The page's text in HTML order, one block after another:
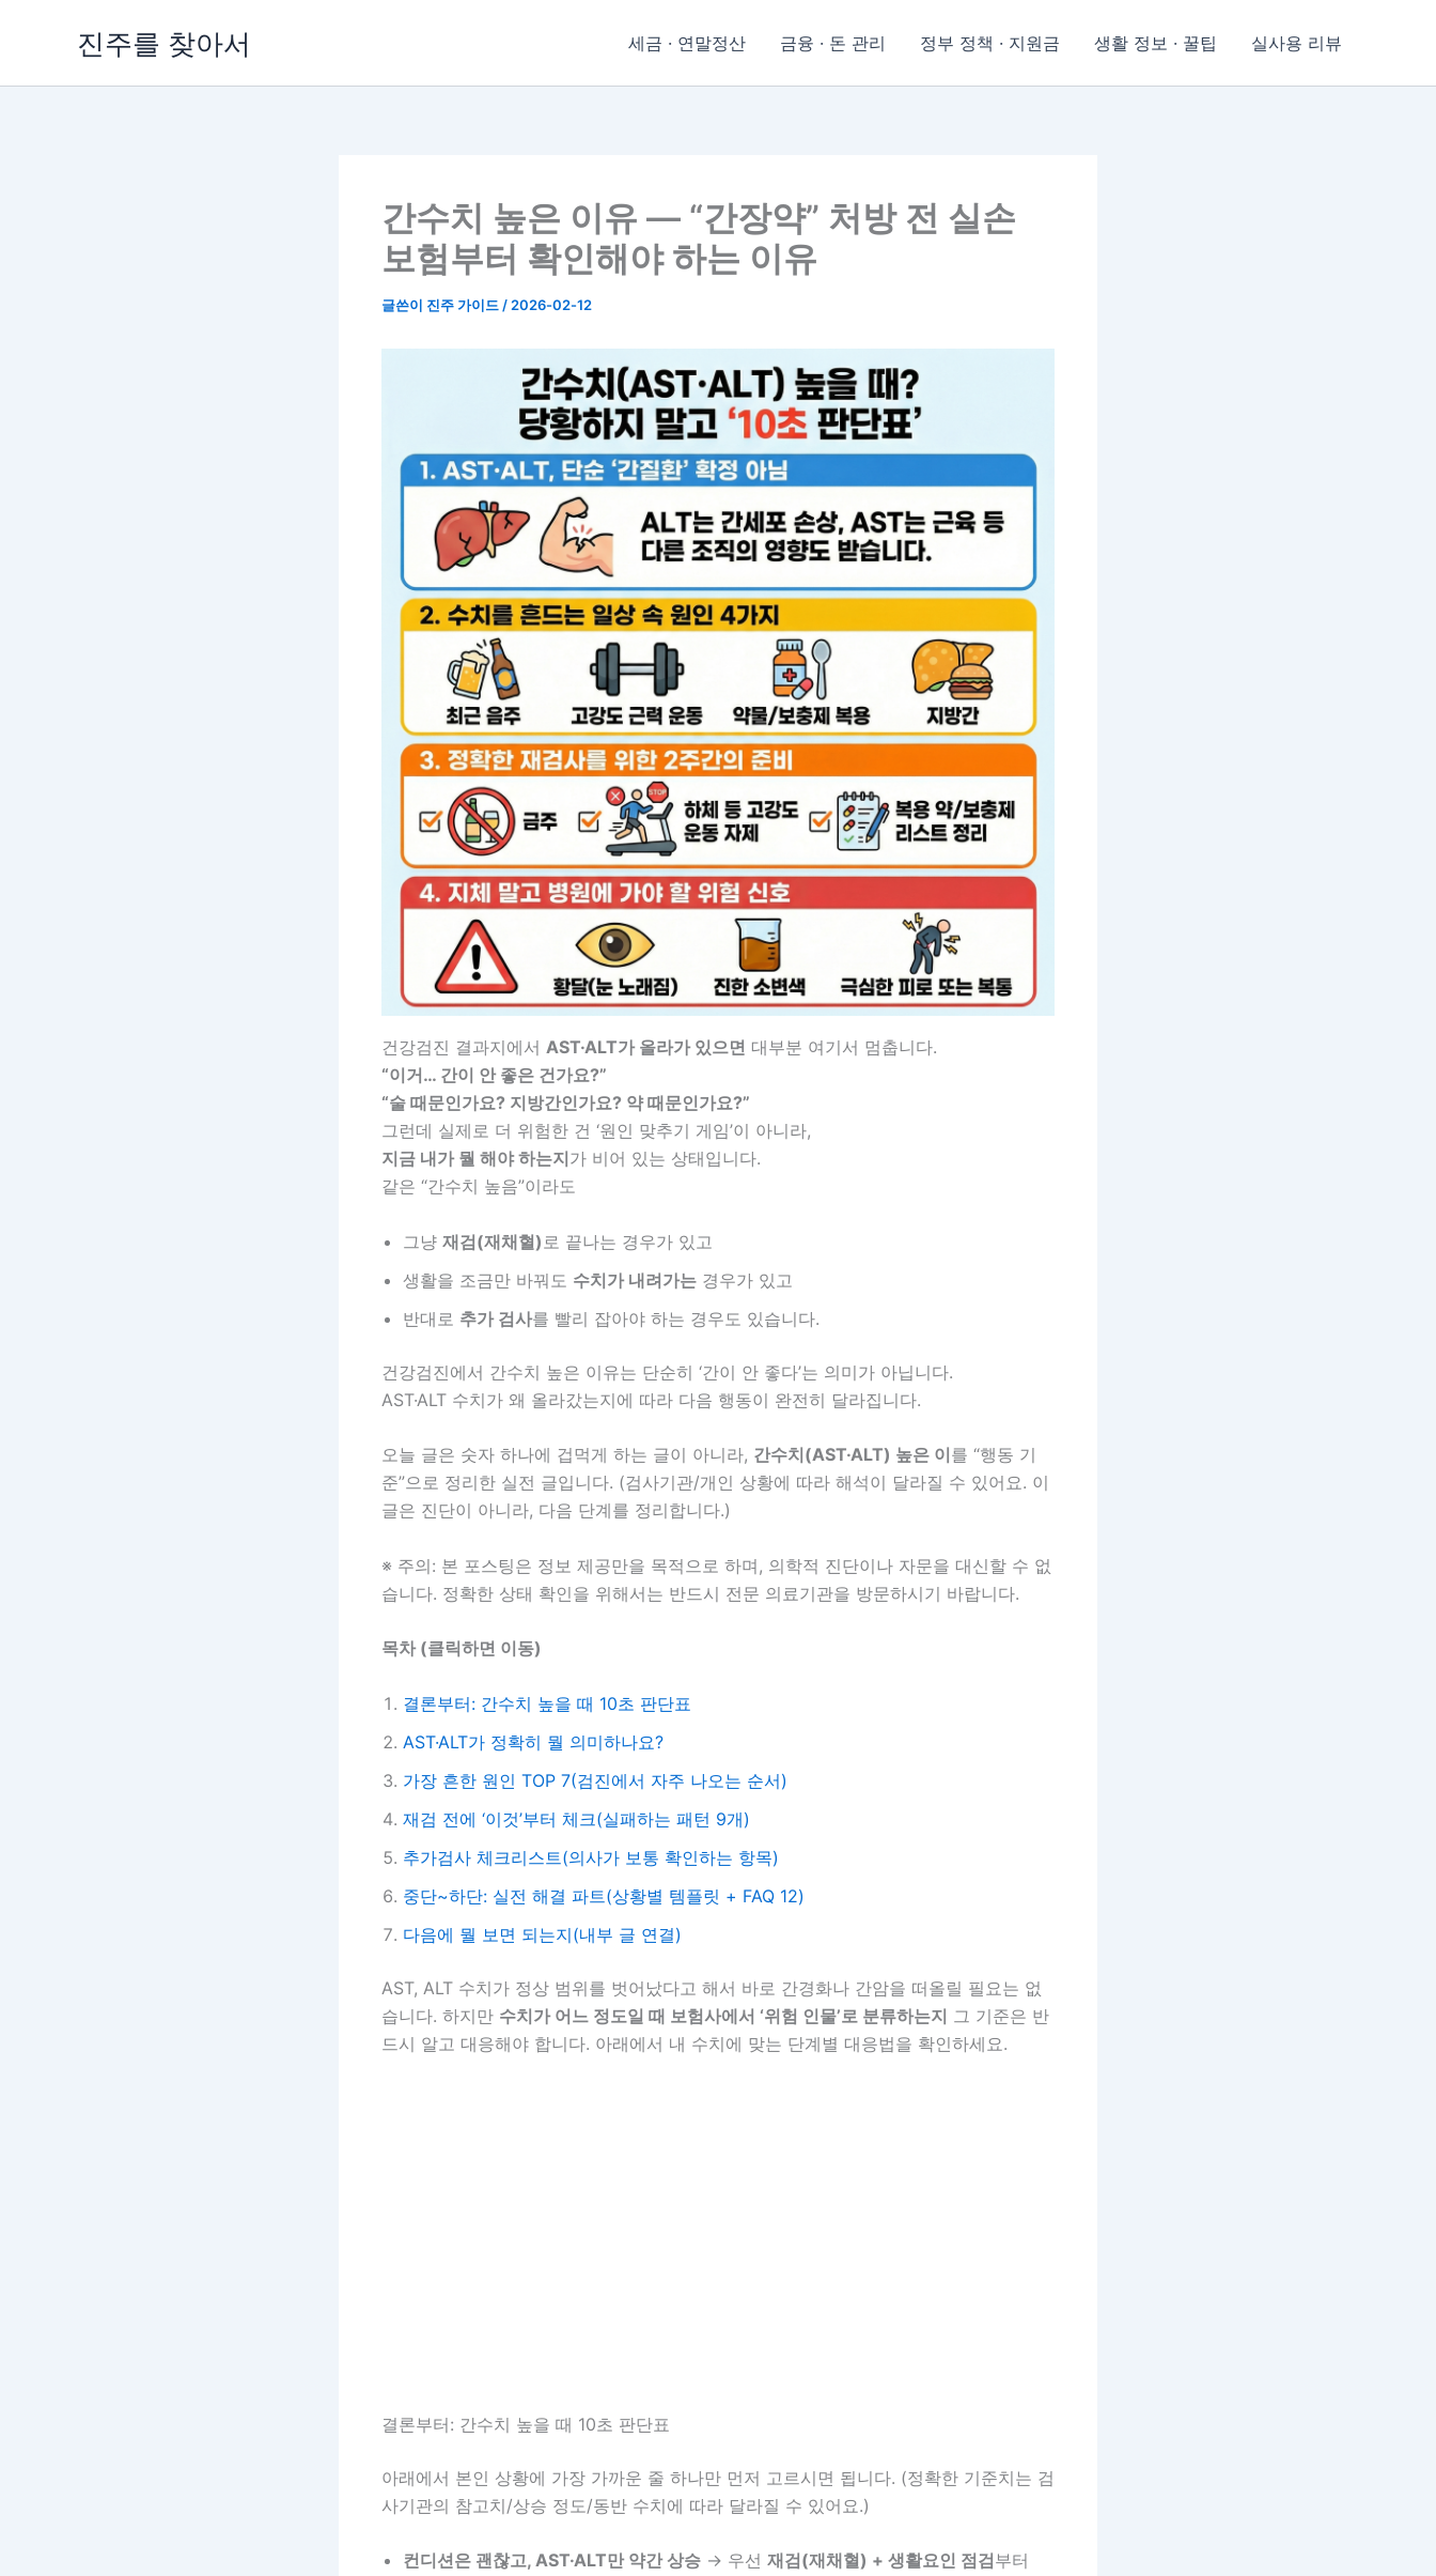
진주를 찾아서 세금 · 연말정산 금융 · 돈 관리 정부 정책 · 지원금 생활 정보 · 꿀팁 실사용 리뷰
간수치 높은 이유 — “간장약” 처방 전 실손
보험부터 확인해야 하는 이유
글쓴이 진주 가이드 / 2026-02-12
건강검진 결과지에서 AST·ALT가 올라가 있으면 대부분 여기서 멈춥니다.
“이거… 간이 안 좋은 건가요?”
“술 때문인가요? 지방간인가요? 약 때문인가요?”
그런데 실제로 더 위험한 건 ‘원인 맞추기 게임’이 아니라,
지금 내가 뭘 해야 하는지가 비어 있는 상태입니다.
같은 “간수치 높음”이라도
그냥 재검(재채혈) 로 끝나는 경우가 있고
생활을 조금만 바꿔도 수치가 내려가는 경우가 있고
반대로 추가 검사를 빨리 잡아야 하는 경우도 있습니다.
건강검진에서 간수치 높은 이유는 단순히 ‘간이 안 좋다’는 의미가 아닙니다.
AST·ALT 수치가 왜 올라갔는지에 따라 다음 행동이 완전히 달라집니다.
오늘 글은 숫자 하나에 겁먹게 하는 글이 아니라, 간수치(AST·ALT) 높은 이를 “행동 기
준”으로 정리한 실전 글입니다. (검사기관/개인 상황에 따라 해석이 달라질 수 있어요. 이
글은 진단이 아니라, 다음 단계를 정리합니다.)
※ 주의: 본 포스팅은 정보 제공만을 목적으로 하며, 의학적 진단이나 자문을 대신할 수 없
습니다. 정확한 상태 확인을 위해서는 반드시 전문 의료기관을 방문하시기 바랍니다.
목차 (클릭하면 이동)
결론부터: 간수치 높을 때 10초 판단표
AST·ALT가 정확히 뭘 의미하나요?
가장 흔한 원인 TOP 7(검진에서 자주 나오는 순서)
재검 전에 ‘이것’부터 체크(실패하는 패턴 9개)
추가검사 체크리스트(의사가 보통 확인하는 항목)
중단~하단: 실전 해결 파트(상황별 템플릿 + FAQ 12)
다음에 뭘 보면 되는지(내부 글 연결)
AST, ALT 수치가 정상 범위를 벗어났다고 해서 바로 간경화나 간암을 떠올릴 필요는 없
습니다. 하지만 수치가 어느 정도일 때 보험사에서 ‘위험 인물’로 분류하는지 그 기준은 반
드시 알고 대응해야 합니다. 아래에서 내 수치에 맞는 단계별 대응법을 확인하세요.
결론부터: 간수치 높을 때 10초 판단표
아래에서 본인 상황에 가장 가까운 줄 하나만 먼저 고르시면 됩니다. (정확한 기준치는 검
사기관의 참고치/상승 정도/동반 수치에 따라 달라질 수 있어요.)
컨디션은 괜찮고, AST·ALT만 약간 상승 → 우선 재검(재채혈) + 생활요인 점검부터